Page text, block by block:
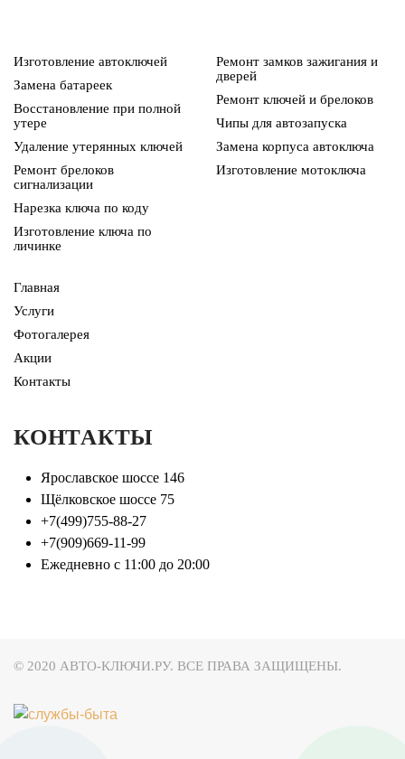
Изготовление автоключей
Замена батареек
Восстановление при полной
утере
Удаление утерянных ключей
Ремонт брелоков
сигнализации
Нарезка ключа по коду
Изготовление ключа по
личинке
Ремонт замков зажигания и
дверей
Ремонт ключей и брелоков
Чипы для автозапуска
Замена корпуса автоключа
Изготовление мотоключа
Главная
Услуги
Фотогалерея
Акции
Контакты
КОНТАКТЫ
Ярославское шоссе 146
Щёлковское шоссе 75
+7(499)755-88-27
+7(909)669-11-99
Ежедневно с 11:00 до 20:00
© 2020 АВТО-КЛЮЧИ.РУ. ВСЕ ПРАВА ЗАЩИЩЕНЫ.